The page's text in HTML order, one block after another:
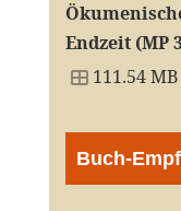
Endzeit (MP
111.54 MB
Buch-